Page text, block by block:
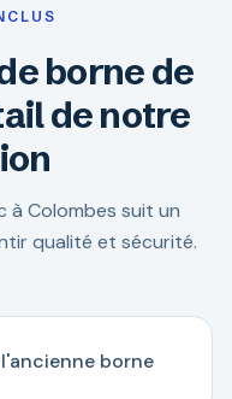
borne de
de notre
à Colombes suit un
qualité et sécurité.
borne